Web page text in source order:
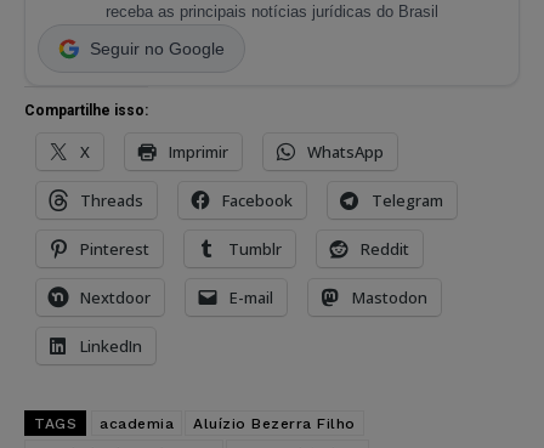
receba as principais notícias jurídicas do Brasil
Seguir no Google
Compartilhe isso:
X Imprimir WhatsApp
Threads Facebook Telegram
Pinterest Tumblr Reddit
Nextdoor E-mail Mastodon
LinkedIn
TAGS academia
Aluízio Bezerra Filho